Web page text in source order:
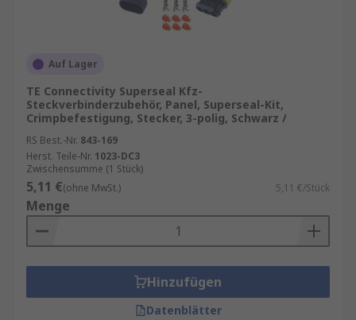
Auf Lager
TE Connectivity Superseal Kfz-
Steckverbinderzubehör, Panel, Superseal-Kit,
Crimpbefestigung, Stecker, 3-polig, Schwarz /
RS Best.-Nr. 843-169
Herst. Teile-Nr. 1023-DC3
Zwischensumme (1 Stück)
5,11 €(ohne MwSt.) 5,11 €/Stück
Menge
Hinzufügen
Datenblätter